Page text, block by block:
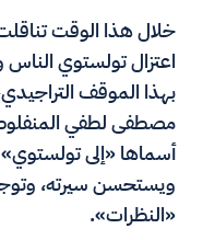
خلال هذا الوقت تناقلت
اعتزال تولستوي الناس
بهذا الموقف
مصطفى لطفي
أسماها «إلى تولستوي»
ويستحسن سيرته،
«النظرات».